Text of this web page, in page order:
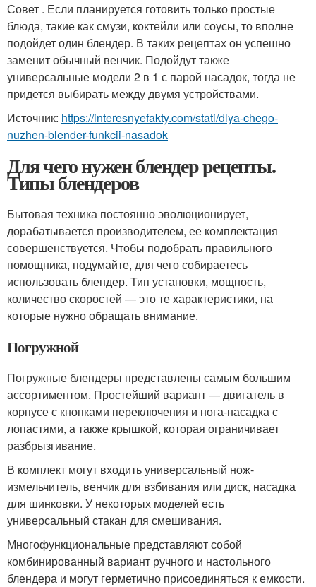
Совет . Если планируется готовить только простые
блюда, такие как смузи, коктейли или соусы, то вполне
подойдет один блендер. В таких рецептах он успешно
заменит обычный венчик. Подойдут также
универсальные модели 2 в 1 с парой насадок, тогда не
придется выбирать между двумя устройствами.
Источник: https://interesnyefakty.com/stati/dlya-chego-
nuzhen-blender-funkcii-nasadok
Для чего нужен блендер рецепты.
Типы блендеров
Бытовая техника постоянно эволюционирует,
дорабатывается производителем, ее комплектация
совершенствуется. Чтобы подобрать правильного
помощника, подумайте, для чего собираетесь
использовать блендер. Тип установки, мощность,
количество скоростей — это те характеристики, на
которые нужно обращать внимание.
Погружной
Погружные блендеры представлены самым большим
ассортиментом. Простейший вариант — двигатель в
корпусе с кнопками переключения и нога-насадка с
лопастями, а также крышкой, которая ограничивает
разбрызгивание.
В комплект могут входить универсальный нож-
измельчитель, венчик для взбивания или диск, насадка
для шинковки. У некоторых моделей есть
универсальный стакан для смешивания.
Многофункциональные представляют собой
комбинированный вариант ручного и настольного
блендера и могут герметично присоединяться к емкости.